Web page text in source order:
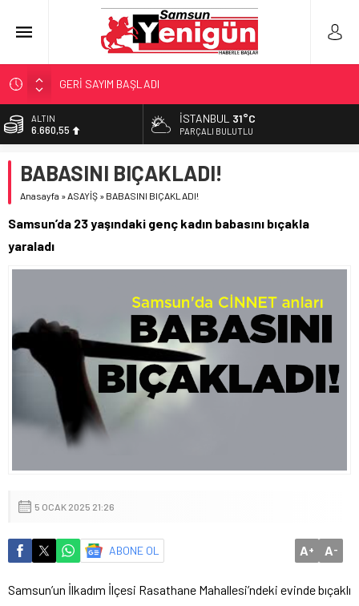
GERİ SAYIM BAŞLADI
SAMSUNSPOR’DA HEDEF 5’İNCİLİK!
‘BAFRA’YA YATIRIM YAPIN!’
YÖNETİCİ SEÇERKEN YAPILAN EN BÜYÜK HATALAR
ALTIN
6.660,55
13.779,39
DOLAR
55,1881
İSTANBUL 31°C
PARÇALI BULUTLU
BABASINI BIÇAKLADI!
Anasayfa »ASAYİŞ » BABASINI BIÇAKLADI!
Samsun’da 23 yaşındaki genç kadın babasını bıçakla
yaraladı
5 OCAK 2025 21:26
ABONE OL A+ A-
Samsun’un İlkadım İlçesi Rasathane Mahallesi’ndeki evinde bıçaklı